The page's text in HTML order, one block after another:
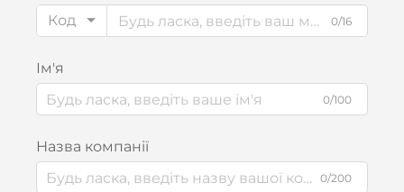
Код
0/16
Ім'я
0/100
Назва компанії
0/200